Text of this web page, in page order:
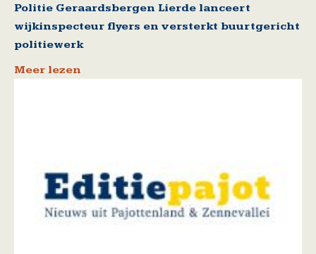
Politie Geraardsbergen Lierde lanceert
wijkinspecteur flyers en versterkt buurtgericht
politiewerk
Meer lezen